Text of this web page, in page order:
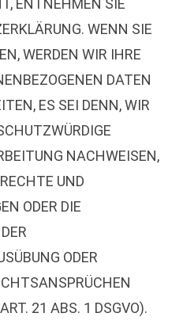
ENTNEHMEN SIE
WENN SIE
WERDEN WIR IHRE
DATEN
ES SEI DENN, WIR
NACHWEISEN,
UND
ODER DIE
ODER
21 ABS. 1 DSGVO).